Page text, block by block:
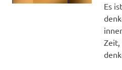
Es
Zeit,